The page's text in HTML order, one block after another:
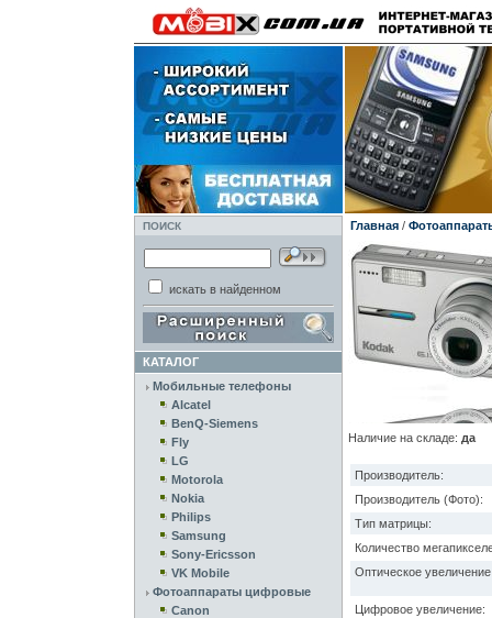
ПОИСК
искать в найденном
КАТАЛОГ
Мобильные телефоны
Alcatel
BenQ-Siemens
Fly
LG
Motorola
Nokia
Philips
Samsung
Sony-Ericsson
VK Mobile
Фотоаппараты цифровые
Canon
Главная/
Наличие на складе: да
Производитель:
Производитель (Фото):
Тип матрицы:
Количество
Оптическое
Цифровое увеличение: